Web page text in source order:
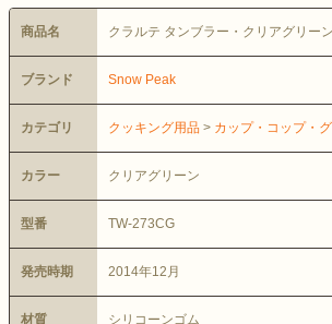
商品名 クラルテ タンブラー・クリアグリーン
ブランド Snow Peak
カテゴリ クッキング用品 > カップ・コップ・
カラー クリアグリーン
型番 TW-273CG
発売時期 2014年12月
材質 シリコーンゴム